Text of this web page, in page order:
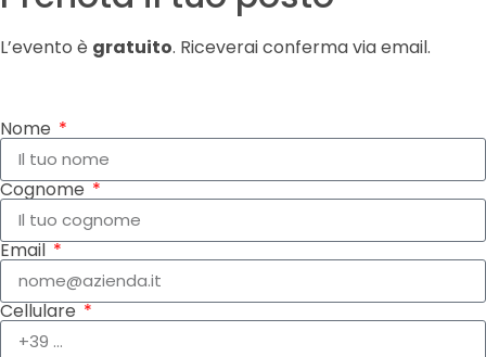
L’evento è gratuito. Riceverai conferma via email.
Nome
Cognome
Email
Cellulare